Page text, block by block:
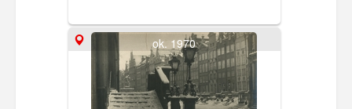
pochodzące kolekcji Lessera
Giełdzińskiego.ok. 1970